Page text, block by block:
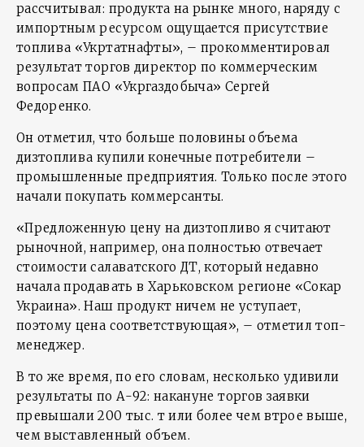
рассчитывал: продукта на рынке много, наряду с
импортным ресурсом ощущается присутствие
топлива «Укртатнафты», – прокомментировал
результат торгов директор по коммерческим
вопросам ПАО «Укргаздобыча» Сергей
Федоренко.
Он отметил, что больше половины объема
дизтоплива купили конечные потребители –
промышленные предприятия. Только после этого
начали покупать коммерсанты.
«Предложенную цену на дизтопливо я считают
рыночной, например, она полностью отвечает
стоимости салаватского ДТ, который недавно
начала продавать в Харьковском регионе «Сокар
Украина». Наш продукт ничем не уступает,
поэтому цена соответствующая», – отметил топ-
менеджер.
В то же время, по его словам, несколько удивили
результаты по А-92: накануне торгов заявки
превышали 200 тыс. т или более чем втрое выше,
чем выставленный объем.